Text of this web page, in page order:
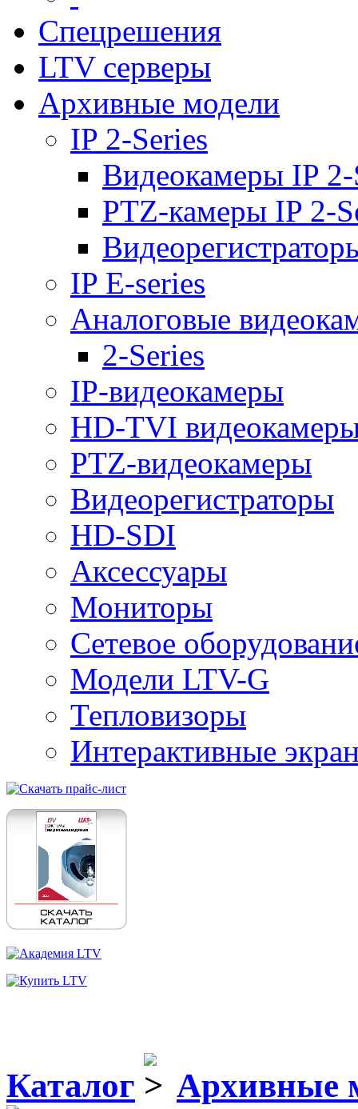
Спецрешения
LTV серверы
Архивные модели
IP 2-Series
Видеокамеры IP 2-
PTZ-камеры IP 2-
IP E-series
Аналоговые
2-Series
IP-видеокамеры
HD-TVI
PTZ-видеокамеры
Видеорегистраторы
HD-SDI
Аксессуары
Мониторы
Сетевое
Модели LTV-G
Тепловизоры
Интерактивные
Каталог
Архивные